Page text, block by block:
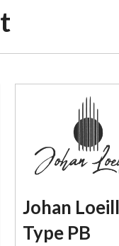
Johan
Type PB